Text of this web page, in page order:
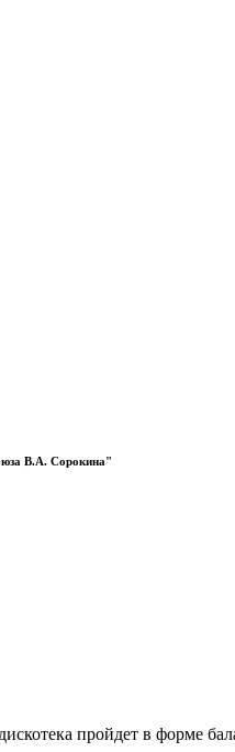
В.А. Сорокина"
пройдет в форме